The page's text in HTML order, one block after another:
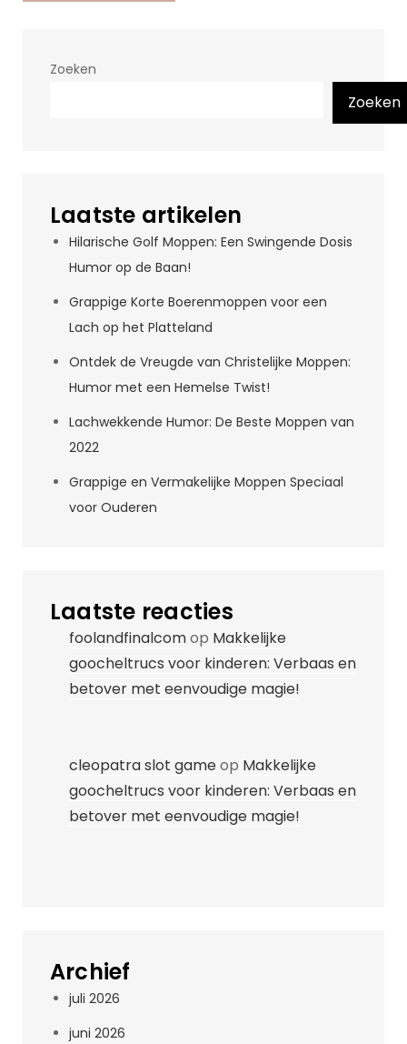
Zoeken
Zoeken
Laatste artikelen
Hilarische Golf Moppen: Een Swingende Dosis
Humor op de Baan!
Grappige Korte Boerenmoppen voor een
Lach op het Platteland
Ontdek de Vreugde van Christelijke Moppen:
Humor met een Hemelse Twist!
Lachwekkende Humor: De Beste Moppen van
2022
Grappige en Vermakelijke Moppen Speciaal
voor Ouderen
Laatste reacties
foolandfinalcomop Makkelijke
goocheltrucs voor kinderen: Verbaas en
betover met eenvoudige magie!
cleopatra slot gameop Makkelijke
goocheltrucs voor kinderen: Verbaas en
betover met eenvoudige magie!
Archief
juli 2026
juni 2026